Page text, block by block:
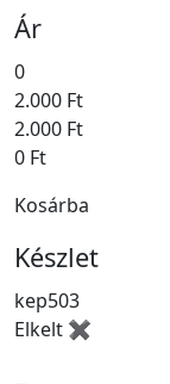
Ár
0
2.000 Ft
2.000 Ft
0 Ft
Kosárba
Készlet
kep503
Elkelt ✖